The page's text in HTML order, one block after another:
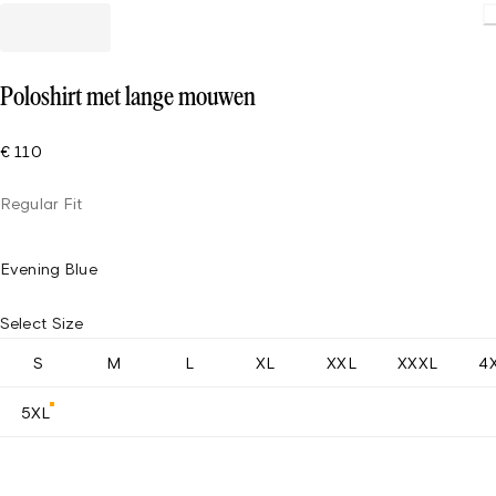
Poloshirt met lange mouwen
€ 110
Regular Fit
Evening Blue
Select Size
S M L XL XXL XXXL
5XL